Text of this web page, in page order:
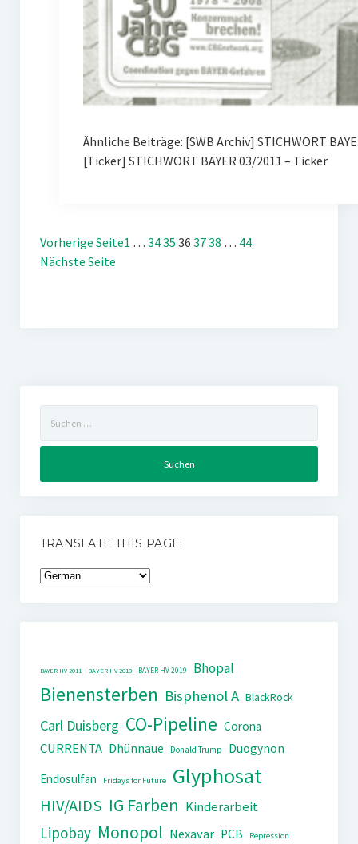
Ähnliche Beiträge: [SWB Archiv] STICHWORT
[Ticker] STICHWORT BAYER 03/2011 – Ticker
Vorherige Seite1 … 3435 36 3738 … 44
Nächste Seite
nach:
TRANSLATE THIS PAGE:
BAYER HV 2011 BAYER HV 2018 BAYER HV 2019 Bhopal
Bienensterben Bisphenol A BlackRock
Carl Duisberg CO-Pipeline Corona
CURRENTA Dhünnaue Donald Trump
Duogynon
Endosulfan
Fridays for Future Glyphosat
HIV/AIDS IG Farben Kinderarbeit
Lipobay Monopol Nexavar PCB Repression